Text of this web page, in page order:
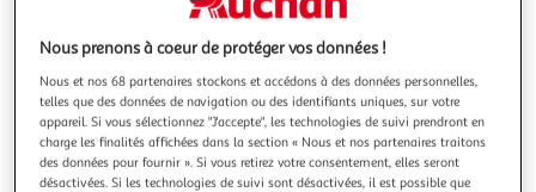
Illustration
précédente
Illustration
suivante
Nous prenons à coeur de protéger vos données !
Nous et nos 68 partenaires stockons et accédons à des données personnelles,
telles que des données de navigation ou des identifiants uniques, sur votre
appareil. Si vous sélectionnez "J'accepte", les technologies de suivi prendront en
charge les finalités affichées dans la section « Nous et nos partenaires traitons
des données pour fournir ». Si vous retirez votre consentement, elles seront
désactivées. Si les technologies de suivi sont désactivées, il est possible que